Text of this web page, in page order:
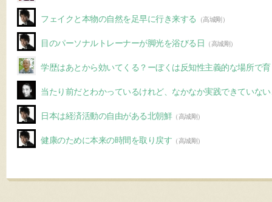
フェイクと本物の自然を足早に行き来する （高城剛）
目のパーソナルトレーナーが脚光を浴びる日 （高城剛）
学歴はあとから効いてくる？ーぼくは反知性主義的な場所で
当たり前だとわかっているけれど、なかなか実践できていな
日本は経済活動の自由がある北朝鮮（高城剛）
健康のために本来の時間を取り戻す （高城剛）